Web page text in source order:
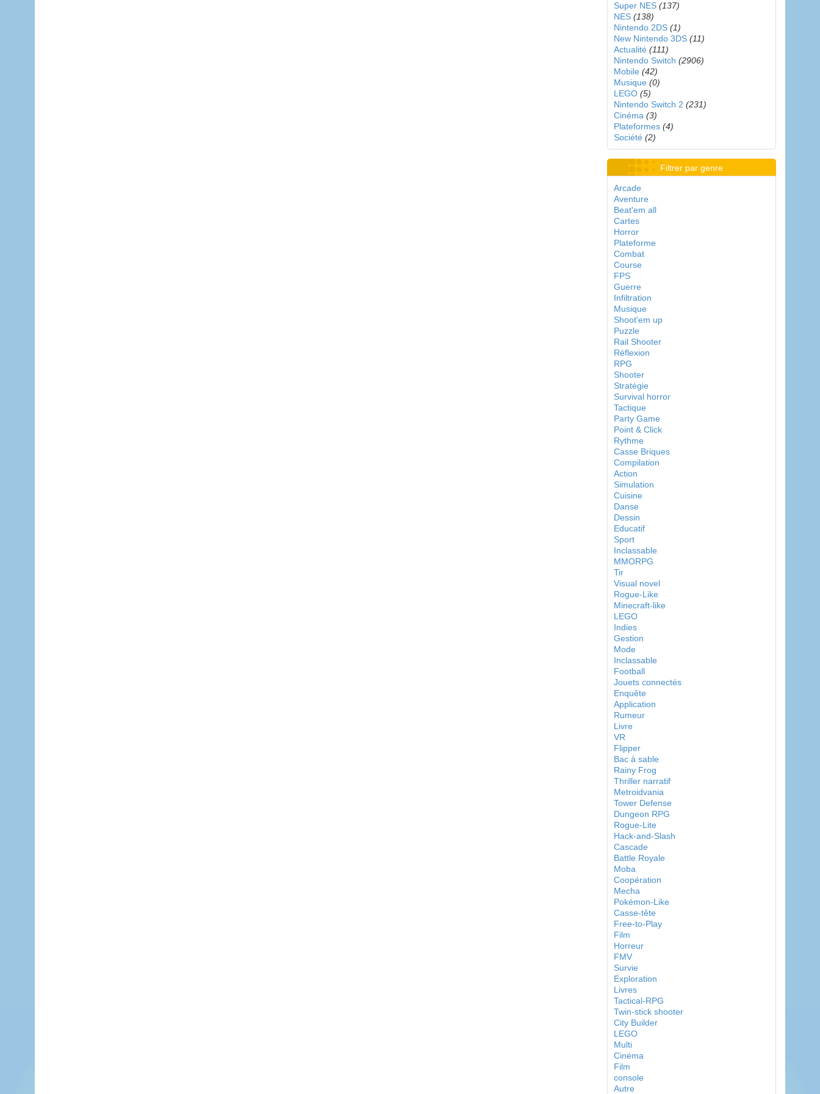
Super NES (137)
NES (138)
Nintendo 2DS (1)
New Nintendo 3DS (11)
Actualité (111)
Nintendo Switch (2906)
Mobile (42)
Musique (0)
LEGO (5)
Nintendo Switch 2 (231)
Cinéma (3)
Plateformes (4)
Société (2)
Filtrer par genre
Arcade
Aventure
Beat'em all
Cartes
Horror
Plateforme
Combat
Course
FPS
Guerre
Infiltration
Musique
Shoot'em up
Puzzle
Rail Shooter
Réflexion
RPG
Shooter
Stratégie
Survival horror
Tactique
Party Game
Point & Click
Rythme
Casse Briques
Compilation
Action
Simulation
Cuisine
Danse
Dessin
Educatif
Sport
Inclassable
MMORPG
Tir
Visual novel
Rogue-Like
Minecraft-like
LEGO
Indies
Gestion
Mode
Inclassable
Football
Jouets connectés
Enquête
Application
Rumeur
Livre
VR
Flipper
Bac à sable
Rainy Frog
Thriller narratif
Metroidvania
Tower Defense
Dungeon RPG
Rogue-Lite
Hack-and-Slash
Cascade
Battle Royale
Moba
Coopération
Mecha
Pokémon-Like
Casse-tête
Free-to-Play
Film
Horreur
FMV
Survie
Exploration
Livres
Tactical-RPG
Twin-stick shooter
City Builder
LEGO
Multi
Cinéma
Film
console
Autre